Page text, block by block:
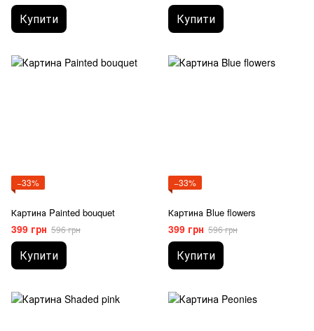
Купити Купити
−33%
Картина Painted bouquet
399 грн 596 грн
Купити
−33%
Картина Blue flowers
399 грн 596 грн
Купити